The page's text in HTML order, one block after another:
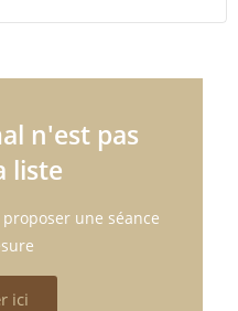
n'est pas
liste
une séance
ici